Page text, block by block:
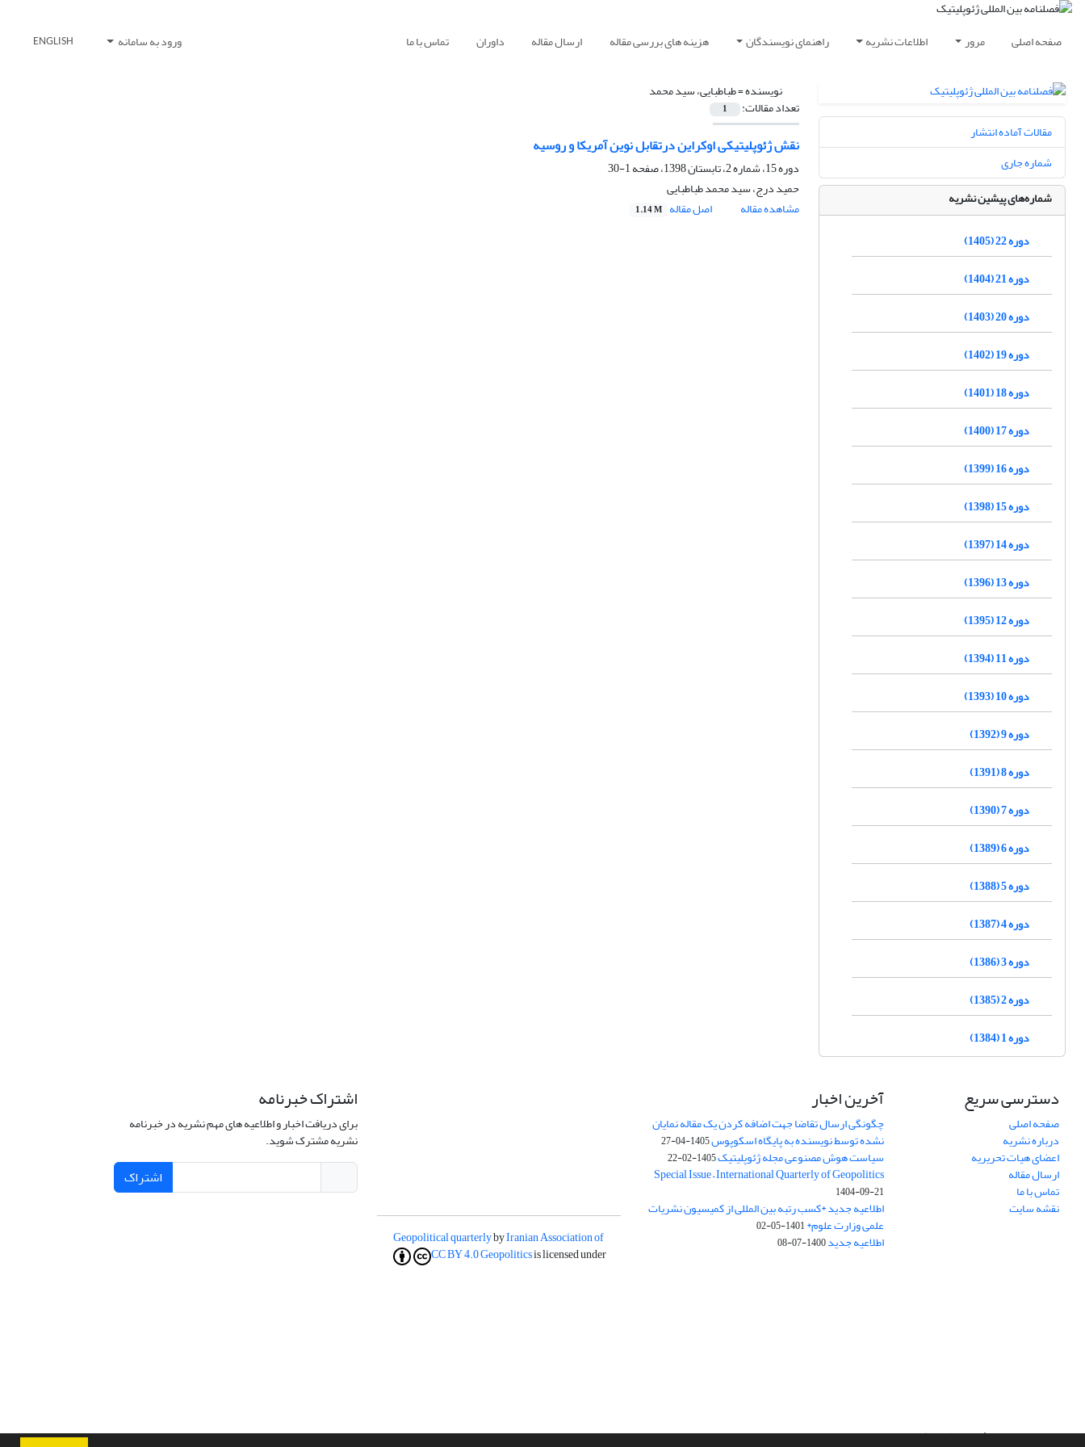
صفحه اصلی مرور اطلاعات نشریه راهنمای نویسندگان هزینه های بررسی مقاله ارسال مقاله داوران تماس با ما ورود به سامانه ENGLISH
نویسنده =طباطبایی، سید محمد
تعداد مقالات: 1
نقش ژئوپلیتیکی اوکراین درتقابل نوین آمریکا و روسیه
دوره 15، شماره 2، تابستان 1398، صفحه
1-30
حمید درج، سید محمد طباطبایی
مشاهده مقاله
اصل مقاله 1.14 M
مقالات آماده انتشار
شماره جاری
شماره‌های پیشین نشریه
دوره 22 (1405)
دوره 21 (1404)
دوره 20 (1403)
دوره 19 (1402)
دوره 18 (1401)
دوره 17 (1400)
دوره 16 (1399)
دوره 15 (1398)
دوره 14 (1397)
دوره 13 (1396)
دوره 12 (1395)
دوره 11 (1394)
دوره 10 (1393)
دوره 9 (1392)
دوره 8 (1391)
دوره 7 (1390)
دوره 6 (1389)
دوره 5 (1388)
دوره 4 (1387)
دوره 3 (1386)
دوره 2 (1385)
دوره 1 (1384)
دسترسی سریع
صفحه اصلی
درباره نشریه
اعضای هیات تحریریه
ارسال مقاله
تماس با ما
نقشه سایت
آخرین اخبار
چگونگی ارسال تقاضا جهت اضافه کردن یک مقاله نمایان
نشده توسط نویسنده به پایگاه اسکوپوس1405-04-27
سیاست هوش مصنوعی مجله ژئوپلیتیک1405-02-22
Special Issue – International Quarterly of Geopolitics
1404-09-21
اطلاعیه جدید *کسب رتبه بین المللی از کمیسیون نشریات
علمی وزارت علوم*1401-05-02
اطلاعیه جدید1400-07-08
Geopolitical quarterlybyIranian Association of
Geopoliticsis licensed under
CC BY 4.0
اشتراک خبرنامه
برای دریافت اخبار و اطلاعیه های مهم نشریه در خبرنامه
نشریه مشترک شوید.
اشتراک
سامانه مدیریت نشریات علمی.طراحی و پیاده سازی ازسیناوب